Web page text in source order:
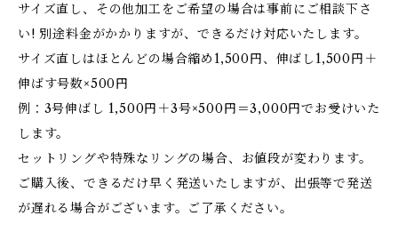
サイズ直し、その他加工をご希望の場合は事前にご相談下さ
い! 別途料金がかかりますが、できるだけ対応いたします。
サイズ直しはほとんどの場合縮め1,500円、伸ばし1,500円＋
伸ばす号数×500円
例：3号伸ばし 1,500円＋3号×500円＝3,000円でお受けいた
します。
セットリングや特殊なリングの場合、お値段が変わります。
ご購入後、できるだけ早く発送いたしますが、出張等で発送
が遅れる場合がございます。ご了承ください。